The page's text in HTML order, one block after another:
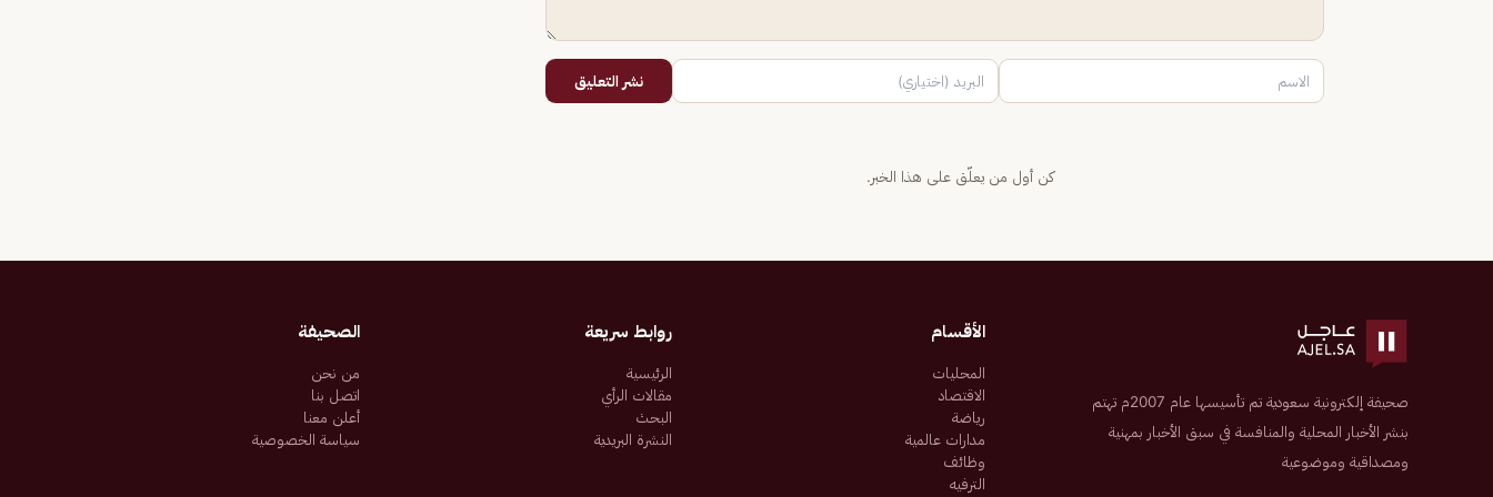
نشر التعليق
كن أول من يعلّق على هذا الخبر.
صحيفة إلكترونية سعودية تم تأسيسها عام 2007م تهتم
بنشر الأخبار المحلية والمنافسة في سبق الأخبار بمهنية
ومصداقية وموضوعية
الأقسام
المحليات
الاقتصاد
رياضة
مدارات عالمية
وظائف
الترفيه
روابط سريعة
الرئيسية
مقالات الرأي
البحث
النشرة البريدية
الصحيفة
من نحن
اتصل بنا
أعلن معنا
سياسة الخصوصية